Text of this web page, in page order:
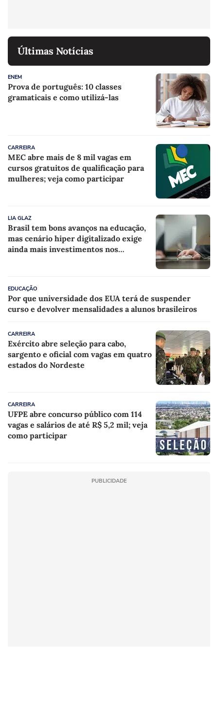
Últimas Notícias
ENEM
Prova de português: 10 classes
gramaticais e como utilizá-las
CARREIRA
MEC abre mais de 8 mil vagas em
cursos gratuitos de qualificação para
mulheres; veja como participar
LIA GLAZ
Brasil tem bons avanços na educação,
mas cenário hiper digitalizado exige
ainda mais investimentos nos
EDUCAÇÃO
Por que universidade dos EUA terá de suspender
curso e devolver mensalidades a alunos brasileiros
CARREIRA
Exército abre seleção para cabo,
sargento e oficial com vagas em quatro
estados do Nordeste
CARREIRA
UFPE abre concurso público com 114
vagas e salários de até R$ 5,2 mil; veja
como participar
PUBLICIDADE